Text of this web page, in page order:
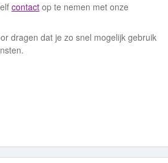
contact op te nemen met onze
dragen dat je zo snel mogelijk gebruik